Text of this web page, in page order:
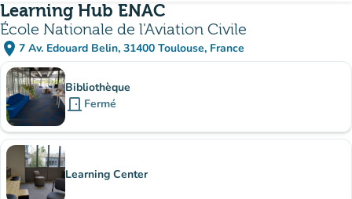
Learning Hub ENAC
École Nationale de l'Aviation Civile
place 7 Av. Edouard Belin, 31400 Toulouse, France
(ouvrir dans Google Maps)
(nouvel onglet)
Sous-sites
Bibliothèque
door_front Fermé
Learning Center